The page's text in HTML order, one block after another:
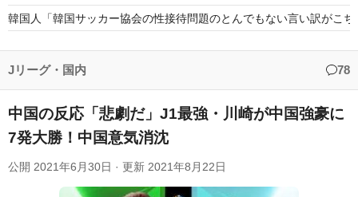
韓国人「韓国サッカー協会の性接待問題のとんでもない言い訳が
海外「絶対行きたくない国は？」かなりの割合であの国を挙げられ
Powered by livedoor 相互RSS
Jリーグ・国内 78
中国の反応「悲劇だ」J1最強・川崎が中国強豪に
7発大勝！中国意気消沈
公開 2021年6月30日 · 更新 2021年8月22日